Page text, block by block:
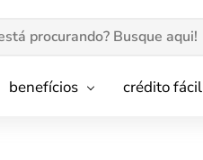
benefícios crédito fácil